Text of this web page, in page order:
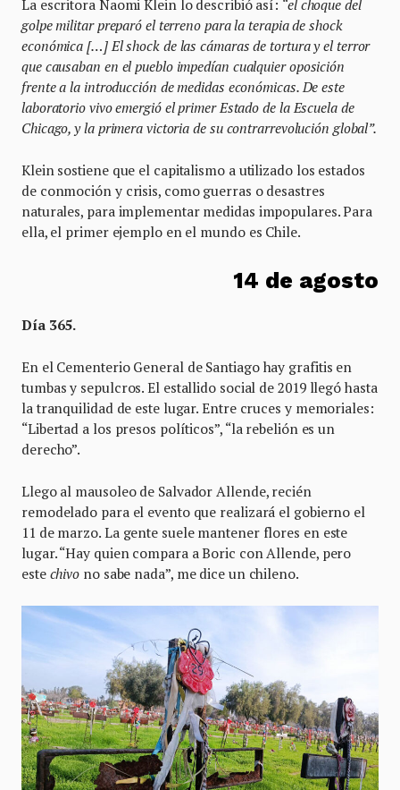
La escritora Naomi Klein lo describió así: “el choque del
golpe militar preparó el terreno para la terapia de shock
económica […] El shock de las cámaras de tortura y el terror
que causaban en el pueblo impedían cualquier oposición
frente a la introducción de medidas económicas. De este
laboratorio vivo emergió el primer Estado de la Escuela de
Chicago, y la primera victoria de su contrarrevolución global”.
Klein sostiene que el capitalismo a utilizado los estados
de conmoción y crisis, como guerras o desastres
naturales, para implementar medidas impopulares. Para
ella, el primer ejemplo en el mundo es Chile.
14 de agosto
Día 365.
En el Cementerio General de Santiago hay grafitis en
tumbas y sepulcros. El estallido social de 2019 llegó hasta
la tranquilidad de este lugar. Entre cruces y memoriales:
“Libertad a los presos políticos”, “la rebelión es un
derecho”.
Llego al mausoleo de Salvador Allende, recién
remodelado para el evento que realizará el gobierno el
11 de marzo. La gente suele mantener flores en este
lugar. “Hay quien compara a Boric con Allende, pero
estechivo no sabe nada”, me dice un chileno.